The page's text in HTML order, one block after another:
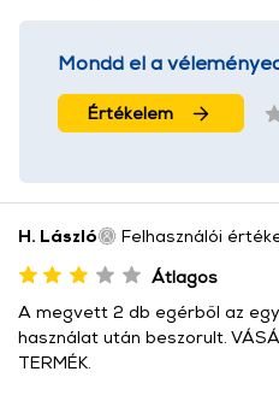
Mondd el a
Értékelem
H. László Felhasználói
Átlagos
A megvett 2 db egérből az
használat után beszorult.
TERMÉK.